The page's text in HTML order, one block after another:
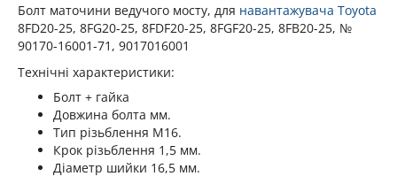
Болт маточини ведучого мосту, для навантажувача Toyota
8FD20-25, 8FG20-25, 8FDF20-25, 8FGF20-25, 8FB20-25, №
90170-16001-71, 9017016001
Технічні характеристики:
Болт + гайка
Довжина болта мм.
Тип різьблення М16.
Крок різьблення 1,5 мм.
Діаметр шийки 16,5 мм.